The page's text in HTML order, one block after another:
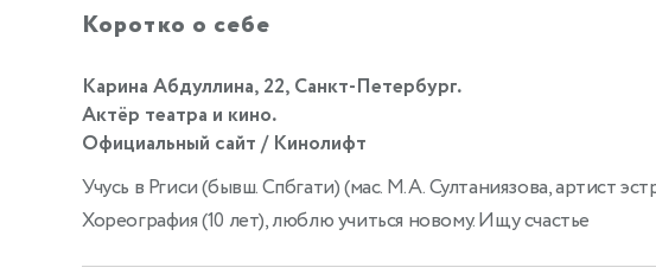
Коротко о себе
Карина Абдуллина, 22, Санкт-Петербург.
Актёр театра и кино.
Официальный сайт / Кинолифт
Учусь в Ргиси (бывш. Спбгати) (мас. М.А. Султаниязова, артист
Хореография (10 лет), люблю учиться новому. Ищу счастье